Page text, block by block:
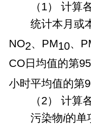
（1） 计算各
统计本月或本
NO2、PM10、
CO日均值的第
小时平均值的第
（2） 计算各
污染物i的单